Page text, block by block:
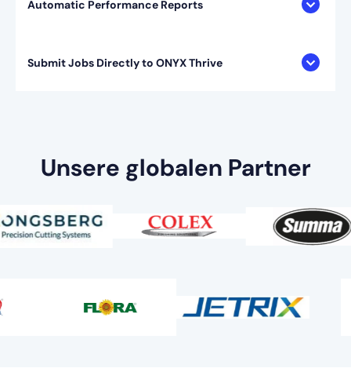
Automatic Performance Reports
Submit Jobs Directly to ONYX Thrive
Unsere globalen Partner